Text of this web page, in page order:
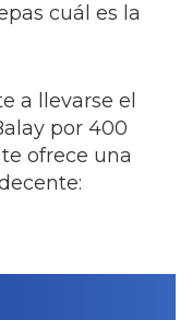
cuál es la
a llevarse el
por 400
ofrece una